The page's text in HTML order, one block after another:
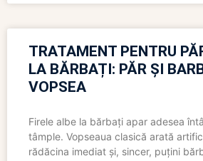
TRATAMENT PENTRU
LA BĂRBAȚI: PĂR ȘI
VOPSEA
Firele albe la bărbați apar adesea
tâmple. Vopseaua clasică arată
rădăcina imediat și, sincer, puțini